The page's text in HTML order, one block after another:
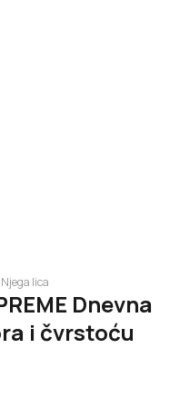
Njega lica
Dnevna
i čvrstoću